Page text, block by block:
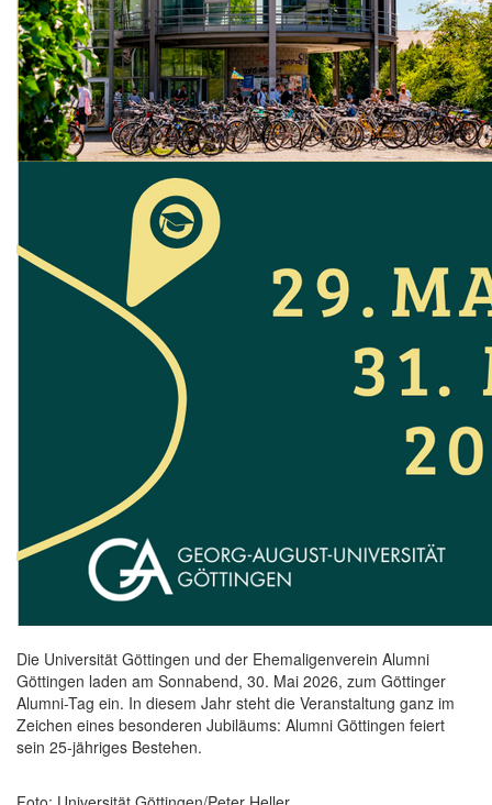
Die Universität Göttingen und der Ehemaligenverein Alumni
Göttingen laden am Sonnabend, 30. Mai 2026, zum Göttinger
Alumni-Tag ein. In diesem Jahr steht die Veranstaltung ganz im
Zeichen eines besonderen Jubiläums: Alumni Göttingen feiert
sein 25-jähriges Bestehen.